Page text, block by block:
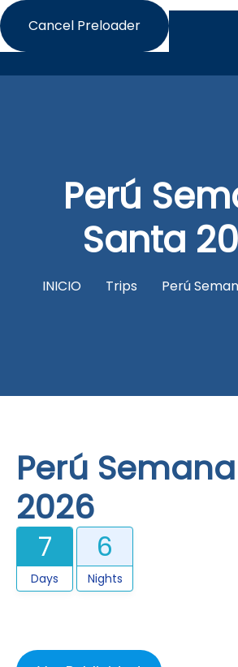
Cancel Preloader
Perú
Santa
INICIO Trips Perú
Perú
2026
7
Days
6
Nights